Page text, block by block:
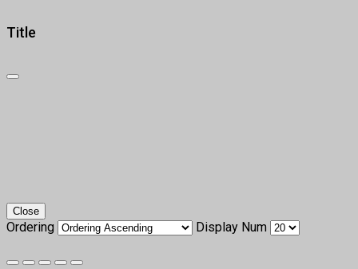
Title
Close
Ordering Display Num